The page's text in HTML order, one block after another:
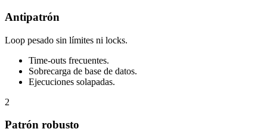
Antipatrón
Loop pesado sin límites ni locks.
Time-outs frecuentes.
Sobrecarga de base de datos.
Ejecuciones solapadas.
2
Patrón robusto